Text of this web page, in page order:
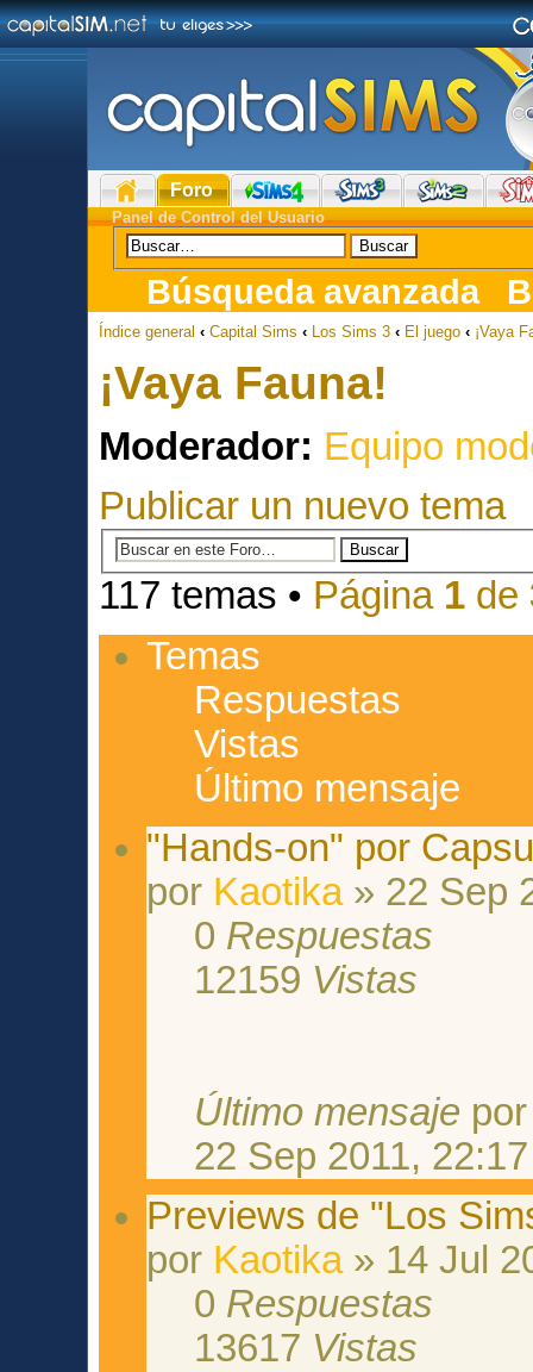
Foro
Panel de Control del Usuario
Búsqueda avanzada
Índice general ‹ Capital Sims ‹ Los Sims 3 ‹ El juego ‹ ¡Vaya
¡Vaya Fauna!
Moderador: Equipo
Publicar un nuevo tema
117 temas • Página 1 de
Temas
Respuestas
Vistas
Último mensaje
"Hands-on" por
por Kaotika» 22 Sep
0 Respuestas
12159 Vistas
Último mensaje
22 Sep 2011, 22:17
Previews de "Los
por Kaotika» 14 Jul
0 Respuestas
13617 Vistas